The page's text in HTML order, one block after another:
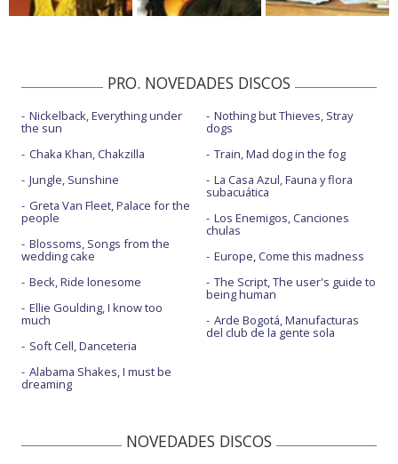
PRO. NOVEDADES DISCOS
Nickelback, Everything under
the sun
Chaka Khan, Chakzilla
Jungle, Sunshine
Greta Van Fleet, Palace for the
people
Blossoms, Songs from the
wedding cake
Beck, Ride lonesome
Ellie Goulding, I know too
much
Soft Cell, Danceteria
Alabama Shakes, I must be
dreaming
Nothing but Thieves, Stray
dogs
Train, Mad dog in the fog
La Casa Azul, Fauna y flora
subacuática
Los Enemigos, Canciones
chulas
Europe, Come this madness
The Script, The user's guide to
being human
Arde Bogotá, Manufacturas
del club de la gente sola
NOVEDADES DISCOS